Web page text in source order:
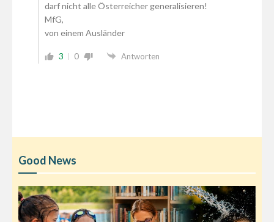
darf nicht alle Österreicher generalisieren!
MfG,
von einem Ausländer
3 0 Antworten
Good News